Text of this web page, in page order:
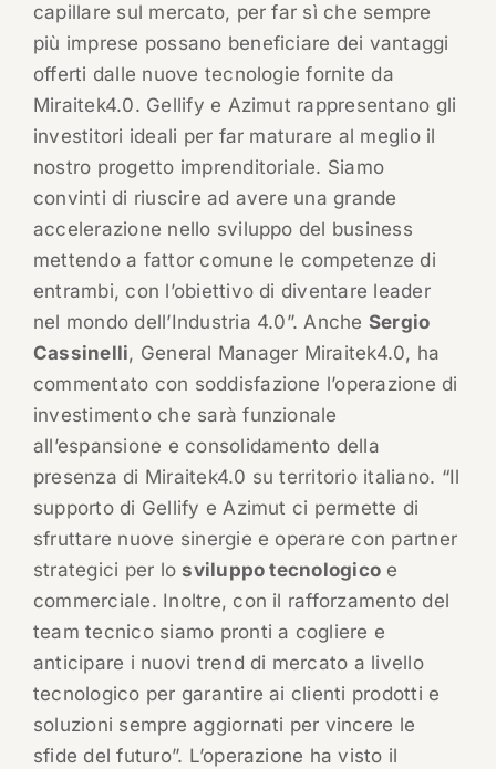
capillare sul mercato, per far sì che sempre
più imprese possano beneficiare dei vantaggi
offerti dalle nuove tecnologie fornite da
Miraitek4.0. Gellify e Azimut rappresentano gli
investitori ideali per far maturare al meglio il
nostro progetto imprenditoriale. Siamo
convinti di riuscire ad avere una grande
accelerazione nello sviluppo del business
mettendo a fattor comune le competenze di
entrambi, con l’obiettivo di diventare leader
nel mondo dell’Industria 4.0”. Anche Sergio
Cassinelli, General Manager Miraitek4.0, ha
commentato con soddisfazione l’operazione di
investimento che sarà funzionale
all’espansione e consolidamento della
presenza di Miraitek4.0 su territorio italiano. “Il
supporto di Gellify e Azimut ci permette di
sfruttare nuove sinergie e operare con partner
strategici per lo sviluppo tecnologico e
commerciale. Inoltre, con il rafforzamento del
team tecnico siamo pronti a cogliere e
anticipare i nuovi trend di mercato a livello
tecnologico per garantire ai clienti prodotti e
soluzioni sempre aggiornati per vincere le
sfide del futuro”. L’operazione ha visto il